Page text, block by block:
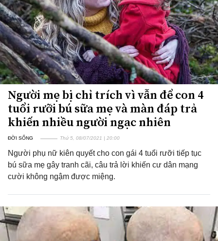
Người mẹ bị chỉ trích vì vẫn để con 4
tuổi rưỡi bú sữa mẹ và màn đáp trả
khiến nhiều người ngạc nhiên
ĐỜI SỐNG Thứ 5, 08/07/2021 | 20:00
Người phụ nữ kiên quyết cho con gái 4 tuổi rưỡi tiếp tục
bú sữa mẹ gây tranh cãi, câu trả lời khiến cư dân mạng
cười không ngậm được miệng.